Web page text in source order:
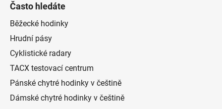
Často hledáte
Běžecké hodinky
Hrudní pásy
Cyklistické radary
TACX testovací centrum
Pánské chytré hodinky v češtině
Dámské chytré hodinky v češtině